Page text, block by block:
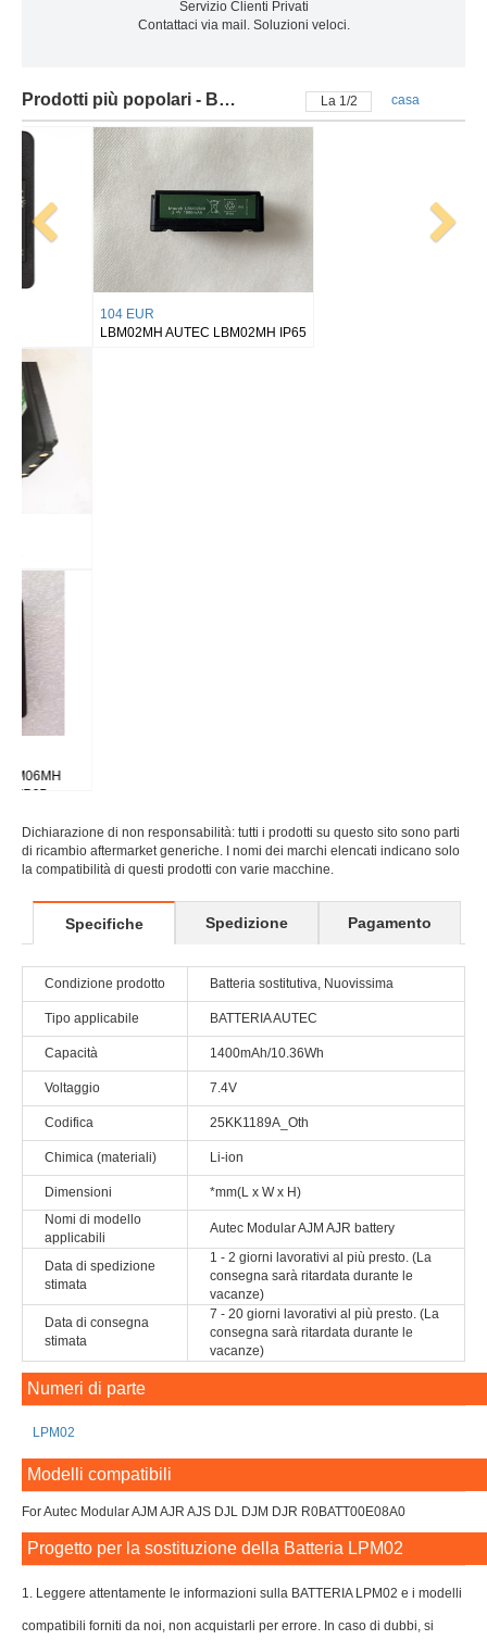
Servizio Clienti Privati
Contattaci via mail. Soluzioni veloci.
Prodotti più popolari - Batteria autec La 2/2 casa
LBM02MH AUTEC LBM02MH IP65
Dichiarazione di non responsabilità: tutti i prodotti su questo sito sono parti
di ricambio aftermarket generiche. I nomi dei marchi elencati indicano solo
la compatibilità di questi prodotti con varie macchine.
Tipo applicabile
Nomi di modello
applicabili
stimata
consegna sarà ritardata durante le
vacanze)
Data di consegna
stimata
7 - 20 giorni lavorativi al più presto. (La
Numeri di parte
LPM02
Modelli compatibili
For Autec Modular AJM AJR AJS DJL DJM DJR R0BATT00E08A0
Progetto per la sostituzione della Batteria LPM02
1. Leggere attentamente le informazioni sulla BATTERIA LPM02 e i modelli
prega di inviare una e-mail.
2. "Batteria AUTEC LPM02" fornita da tuttebatterie.com è una batteria
nuova di zecca che è perfettamente compatibile con Autec Modular AJM
3. La batteria ricaricabile agli ioni di litio non è compatibile con altri tipi di
batteria, come Ni-MH, Ni-CD, batteria a bottone o batteria PLC.
4. Se l'aspetto o la capacità / la tensione della batteria sopra indicata
originale, vi preghiamo di contattarci rapidamente e di inviare un'e-mail.
Perchè questa è una batteria di qualità?
-I mAh dichiarati sono reali.
-La qualità delle celle è di primissima scelta.
-La qualità della plastica è selezionatissima.